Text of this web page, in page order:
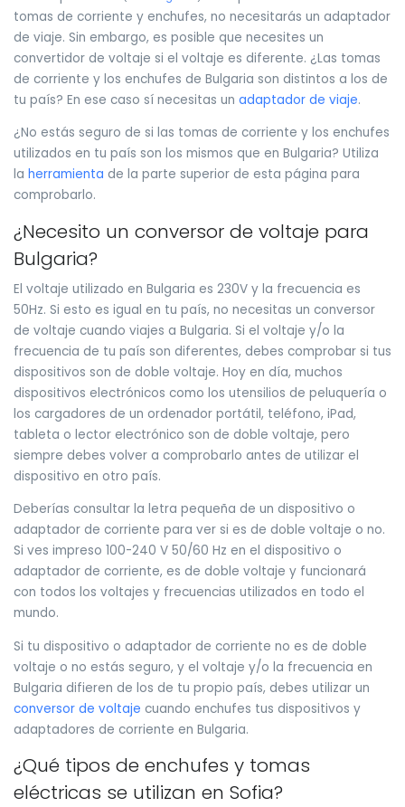
tomas de corriente y enchufes, no necesitarás un adaptador
de viaje. Sin embargo, es posible que necesites un
convertidor de voltaje si el voltaje es diferente. ¿Las tomas
de corriente y los enchufes de Bulgaria son distintos a los de
tu país? En ese caso sí necesitas un adaptador de viaje.
¿No estás seguro de si las tomas de corriente y los enchufes
utilizados en tu país son los mismos que en Bulgaria? Utiliza
la herramienta de la parte superior de esta página para
comprobarlo.
¿Necesito un conversor de voltaje para
Bulgaria?
El voltaje utilizado en Bulgaria es 230V y la frecuencia es
50Hz. Si esto es igual en tu país, no necesitas un conversor
de voltaje cuando viajes a Bulgaria. Si el voltaje y/o la
frecuencia de tu país son diferentes, debes comprobar si tus
dispositivos son de doble voltaje. Hoy en día, muchos
dispositivos electrónicos como los utensilios de peluquería o
los cargadores de un ordenador portátil, teléfono, iPad,
tableta o lector electrónico son de doble voltaje, pero
siempre debes volver a comprobarlo antes de utilizar el
dispositivo en otro país.
Deberías consultar la letra pequeña de un dispositivo o
adaptador de corriente para ver si es de doble voltaje o no.
Si ves impreso 100-240 V 50/60 Hz en el dispositivo o
adaptador de corriente, es de doble voltaje y funcionará
con todos los voltajes y frecuencias utilizados en todo el
mundo.
Si tu dispositivo o adaptador de corriente no es de doble
voltaje o no estás seguro, y el voltaje y/o la frecuencia en
Bulgaria difieren de los de tu propio país, debes utilizar un
conversor de voltaje cuando enchufes tus dispositivos y
adaptadores de corriente en Bulgaria.
¿Qué tipos de enchufes y tomas
eléctricas se utilizan en Sofia?